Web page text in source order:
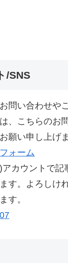
/SNS
問い合わせや
、こちらのお
願い申し上げま
ォーム
カウントで記
す。よろしけ
す。